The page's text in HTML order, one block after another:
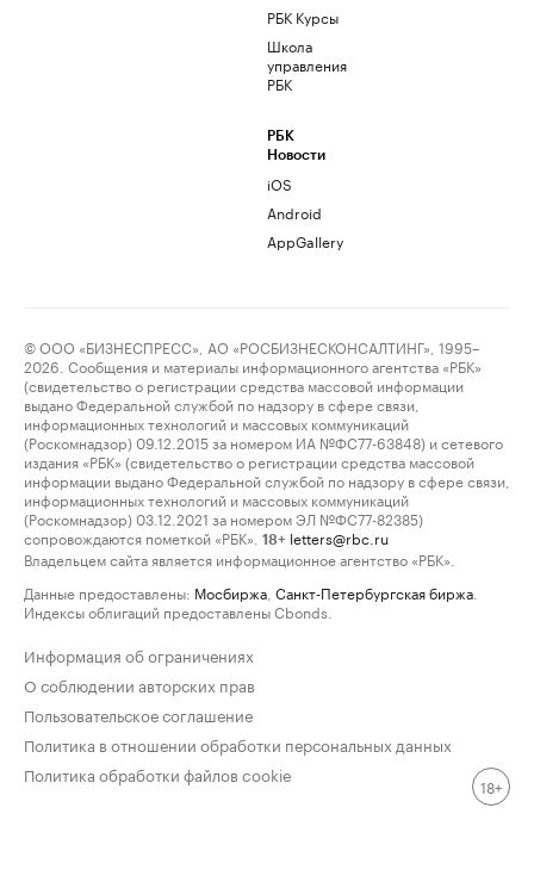
РБК Курсы
Школа
управления
РБК
РБК
Новости
iOS
Android
AppGallery
© ООО «БИЗНЕСПРЕСС», АО «РОСБИЗНЕСКОНСАЛТИНГ», 1995–
2026. Сообщения и материалы информационного агентства «РБК»
(свидетельство о регистрации средства массовой информации
выдано Федеральной службой по надзору в сфере связи,
информационных технологий и массовых коммуникаций
(Роскомнадзор) 09.12.2015 за номером ИА №ФС77-63848) и сетевого
издания «РБК» (свидетельство о регистрации средства массовой
информации выдано Федеральной службой по надзору в сфере связи,
информационных технологий и массовых коммуникаций
(Роскомнадзор) 03.12.2021 за номером ЭЛ №ФС77-82385)
сопровождаются пометкой «РБК».
18+ letters@rbc.ru
Владельцем сайта является информационное агентство «РБК».
Данные предоставлены: Мосбиржа Санкт-Петербургская биржа
Индексы облигаций предоставлены Cbonds.
Информация об ограничениях
О соблюдении авторских прав
Пользовательское соглашение
Политика в отношении обработки персональных данных
Политика обработки файлов cookie
18+